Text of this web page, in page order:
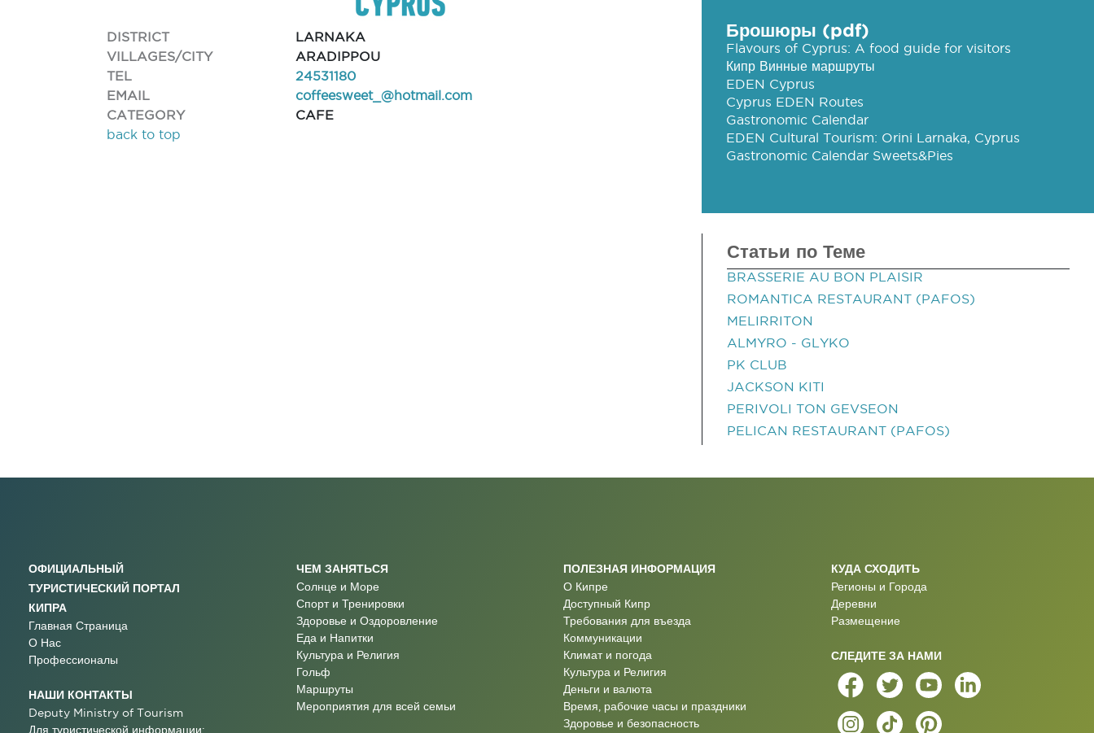
DISTRICT
LARNAKA
VILLAGES/CITY
ARADIPPOU
TEL
24531180
EMAIL
coffeesweet_@hotmail.com
CATEGORY
CAFE
back to top
Брошюры (pdf)
Flavours of Cyprus: A food guide for visitors
Кипр Винные маршруты
EDEN Cyprus
Cyprus EDEN Routes
Gastronomic Calendar
EDEN Cultural Tourism: Orini Larnaka, Cyprus
Gastronomic Calendar Sweets&Pies
Статьи по Теме
BRASSERIE AU BON PLAISIR
ROMANTICA RESTAURANT (PAFOS)
MELIRRITON
ALMYRO - GLYKO
PK CLUB
JACKSON KITI
PERIVOLI TON GEVSEON
PELICAN RESTAURANT (PAFOS)
ОФИЦИАЛЬНЫЙ
ТУРИСТИЧЕСКИЙ ПОРТАЛ
КИПРА
Главная Страница
О Нас
Профессионалы
НАШИ КОНТАКТЫ
Deputy Ministry of Tourism
Для туристической информации:
ЧЕМ ЗАНЯТЬСЯ
Солнце и Море
Спорт и Тренировки
Здоровье и Оздоровление
Еда и Напитки
Культура и Религия
Гольф
Маршруты
Мероприятия для всей семьи
ПОЛЕЗНАЯ ИНФОРМАЦИЯ
О Кипре
Доступный Кипр
Требования для въезда
Коммуникации
Климат и погода
Культура и Религия
Деньги и валюта
Время, рабочие часы и праздники
Здоровье и безопасность
КУДА СХОДИТЬ
Регионы и Города
Деревни
Размещение
СЛЕДИТЕ ЗА НАМИ